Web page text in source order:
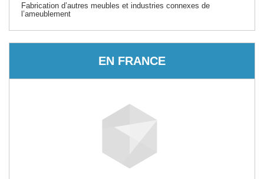
Fabrication d’autres meubles et industries connexes de
l’ameublement
EN FRANCE